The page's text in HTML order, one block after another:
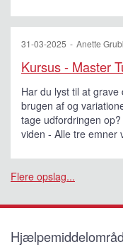
31-03-2025 Anette
Kursus - Master
Har du lyst til at
brugen af og
tage udfordringen
viden - Alle tre emner
Flere opslag...